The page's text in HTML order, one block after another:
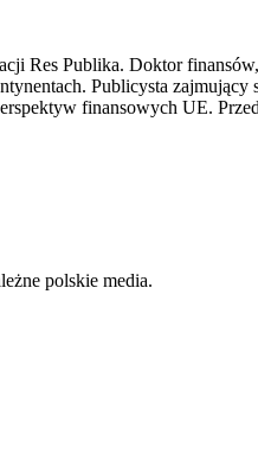
Res Publika. Doktor
Publicysta
finansowych UE.
polskie media.